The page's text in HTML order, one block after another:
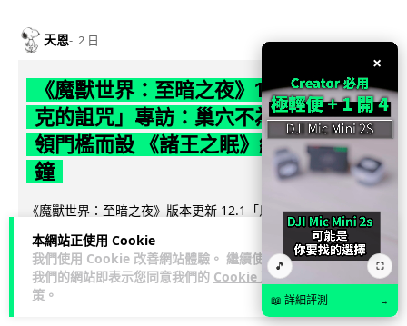
本網站正使用 Cookie
我們使用 Cookie 改善網站體驗。 繼續使用
我們的網站即表示您同意我們的 Cookie 政
策 。
天恩 2 日
《魔獸世界：至暗之夜》12.1 「烏拉特
克的詛咒」專訪：巢穴不為提高世界首
領門檻而設 《諸王之眠》縮短約 10 分
鐘
《魔獸世界：至暗之夜》版本更新 12.1「烏拉特克的詛咒」將
於 8 月 13 日正式上線，帶來全新區域「盤蛇島」、地城「毒牙
祭壇」、新型態世... 閱讀全文
116
×
🎵 ⛶
📖 詳細評測 →